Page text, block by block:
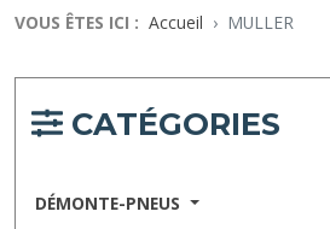
VOUS ÊTES ICI : Accueil MULLER
CATÉGORIES
DÉMONTE-PNEUS